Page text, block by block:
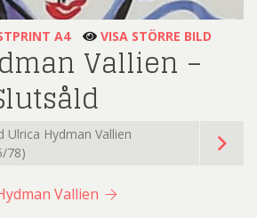
A4 VISA STÖRRE BILD
Vallien –
Ulrica Hydman Vallien
78)
Vallien